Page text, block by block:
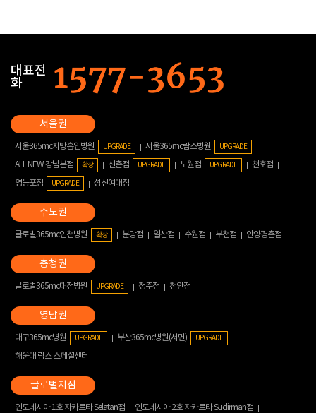
대표전
화
서울365mc지방흡입병원 UPGRADE 서울365mc람스병원 UPGRADE
ALL NEW 강남본점 확장 신촌점 UPGRADE 노원점 UPGRADE
천호점
영등포점
UPGRADE 성신여대점
글로벌365mc인천병원 확장 분당점 일산점 수원점 부천점 안양평촌점
글로벌365mc대전병원 UPGRADE 청주점 천안점
대구365mc병원 UPGRADE 부산365mc병원(서면) UPGRADE
해운대 람스 스페셜센터
인도네시아 1호 자카르타 Selatan점
인도네시아 2호 자카르타 Sudirman점